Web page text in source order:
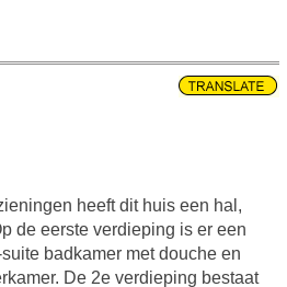
heeft dit huis een hal,
de eerste verdieping is er een
badkamer met douche en
De 2e verdieping bestaat